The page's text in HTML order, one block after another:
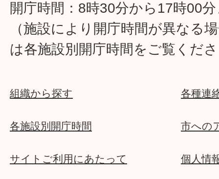
開庁時間：8時30分から17時00
（施設により開庁時間が異なる
は各施設別開庁時間をご覧くだ
組織から探す 各種連
各施設別開庁時間 市への
サイトご利用にあたって 個人情